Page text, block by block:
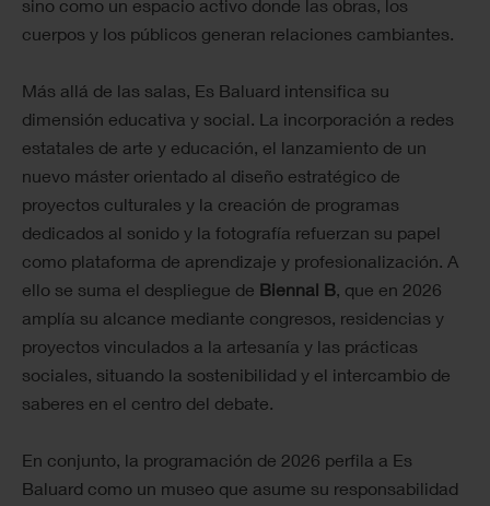
sino como un espacio activo donde las obras, los
cuerpos y los públicos generan relaciones cambiantes.
Más allá de las salas, Es Baluard intensifica su
dimensión educativa y social. La incorporación a redes
estatales de arte y educación, el lanzamiento de un
nuevo máster orientado al diseño estratégico de
proyectos culturales y la creación de programas
dedicados al sonido y la fotografía refuerzan su papel
como plataforma de aprendizaje y profesionalización. A
ello se suma el despliegue de Biennal B, que en 2026
amplía su alcance mediante congresos, residencias y
proyectos vinculados a la artesanía y las prácticas
sociales, situando la sostenibilidad y el intercambio de
saberes en el centro del debate.
En conjunto, la programación de 2026 perfila a Es
Baluard como un museo que asume su responsabilidad